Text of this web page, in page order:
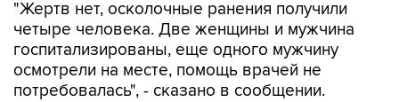
"Жертв нет, осколочные ранения получили
четыре человека. Две женщины и мужчина
госпитализированы, еще одного мужчину
осмотрели на месте, помощь врачей не
потребовалась", - сказано в сообщении.